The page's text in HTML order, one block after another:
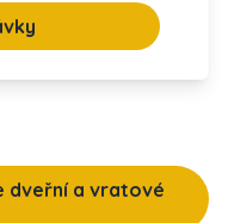
dveřní a vratové